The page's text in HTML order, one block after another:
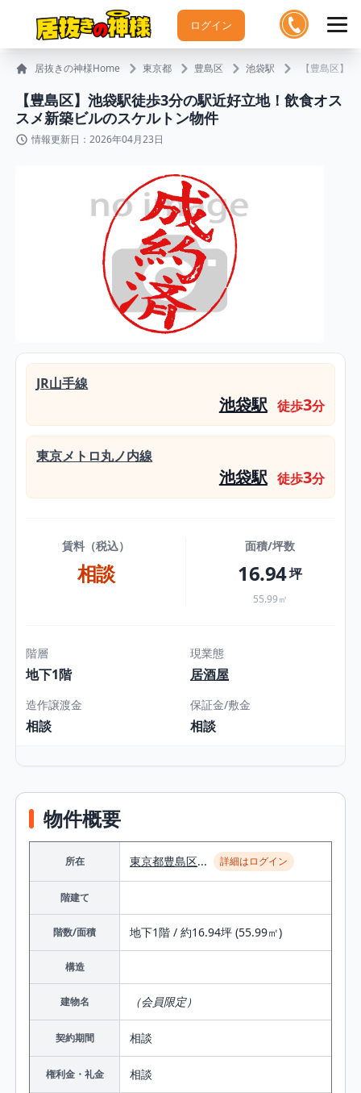
ログイン
居抜きの神様Home 東京都 豊島区 池袋駅 【豊島区】
【豊島区】池袋駅徒歩3分の駅近好立地！飲食オス
スメ新築ビルのスケルトン物件
情報更新日：2026年04月23日
JR山手線
池袋駅 徒歩3分
東京メトロ丸ノ内線
池袋駅 徒歩3分
賃料（税込）
相談
面積/坪数
16.94坪
55.99㎡
階層
地下1階
現業態
居酒屋
造作譲渡金
相談
保証金/敷金
相談
物件概要
所在 東京都豊島区... 詳細はログイン
階建て
階数/面積 地下1階 / 約16.94坪 (55.99㎡)
構造
建物名 （会員限定）
契約期間 相談
権利金・礼金 相談